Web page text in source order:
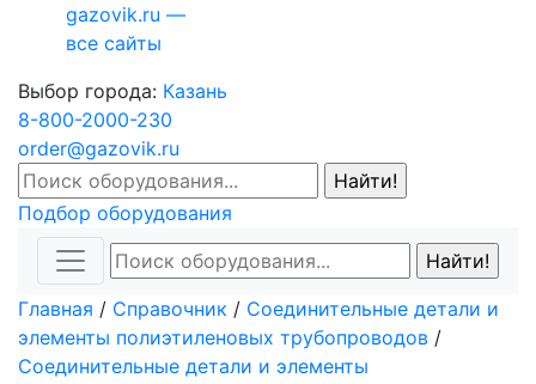
gazovik.ru —
все сайты
Выбор города: Казань
8-800-2000-230
order@gazovik.ru
Подбор оборудования
Главная / Справочник / Соединительные детали и
элементы полиэтиленовых трубопроводов /
Соединительные детали и элементы